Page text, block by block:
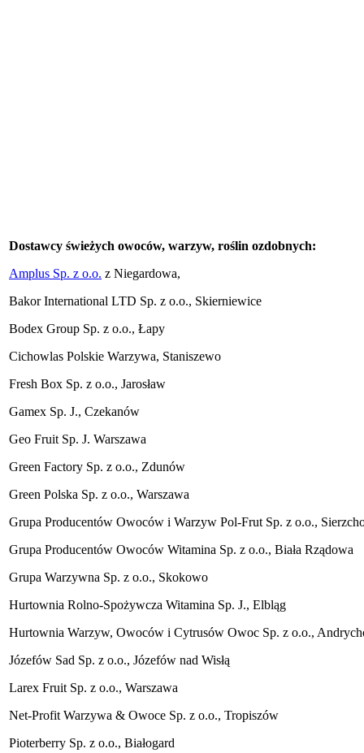
Dostawcy świeżych owoców, warzyw, roślin ozdobnych:
Amplus Sp. z o.o. z Niegardowa,
Bakor International LTD Sp. z o.o., Skierniewice
Bodex Group Sp. z o.o., Łapy
Cichowlas Polskie Warzywa, Staniszewo
Fresh Box Sp. z o.o., Jarosław
Gamex Sp. J., Czekanów
Geo Fruit Sp. J. Warszawa
Green Factory Sp. z o.o., Zdunów
Green Polska Sp. z o.o., Warszawa
Grupa Producentów Owoców i Warzyw Pol-Frut Sp. z o.o.,
Grupa Producentów Owoców Witamina Sp. z o.o., Biała Rządowa
Grupa Warzywna Sp. z o.o., Skokowo
Hurtownia Rolno-Spożywcza Witamina Sp. J., Elbląg
Hurtownia Warzyw, Owoców i Cytrusów Owoc Sp. z o.o.,
Józefów Sad Sp. z o.o., Józefów nad Wisłą
Larex Fruit Sp. z o.o., Warszawa
Net-Profit Warzywa & Owoce Sp. z o.o., Tropiszów
Pioterberry Sp. z o.o., Białogard